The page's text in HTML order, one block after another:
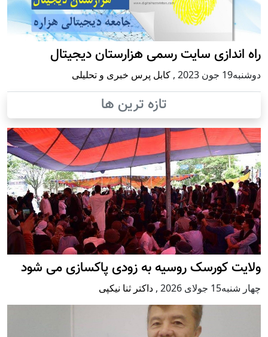
راه اندازی سایت رسمی هزارستان دیجیتال
دوشنبه19 جون 2023 , کابل پرس خبری و تحلیلی
تازه ترین ها
ولایت کورسک روسیه به زودی پاکسازی می شود
چهار شنبه15 جولای 2026 , داکتر ثنا نیکپی